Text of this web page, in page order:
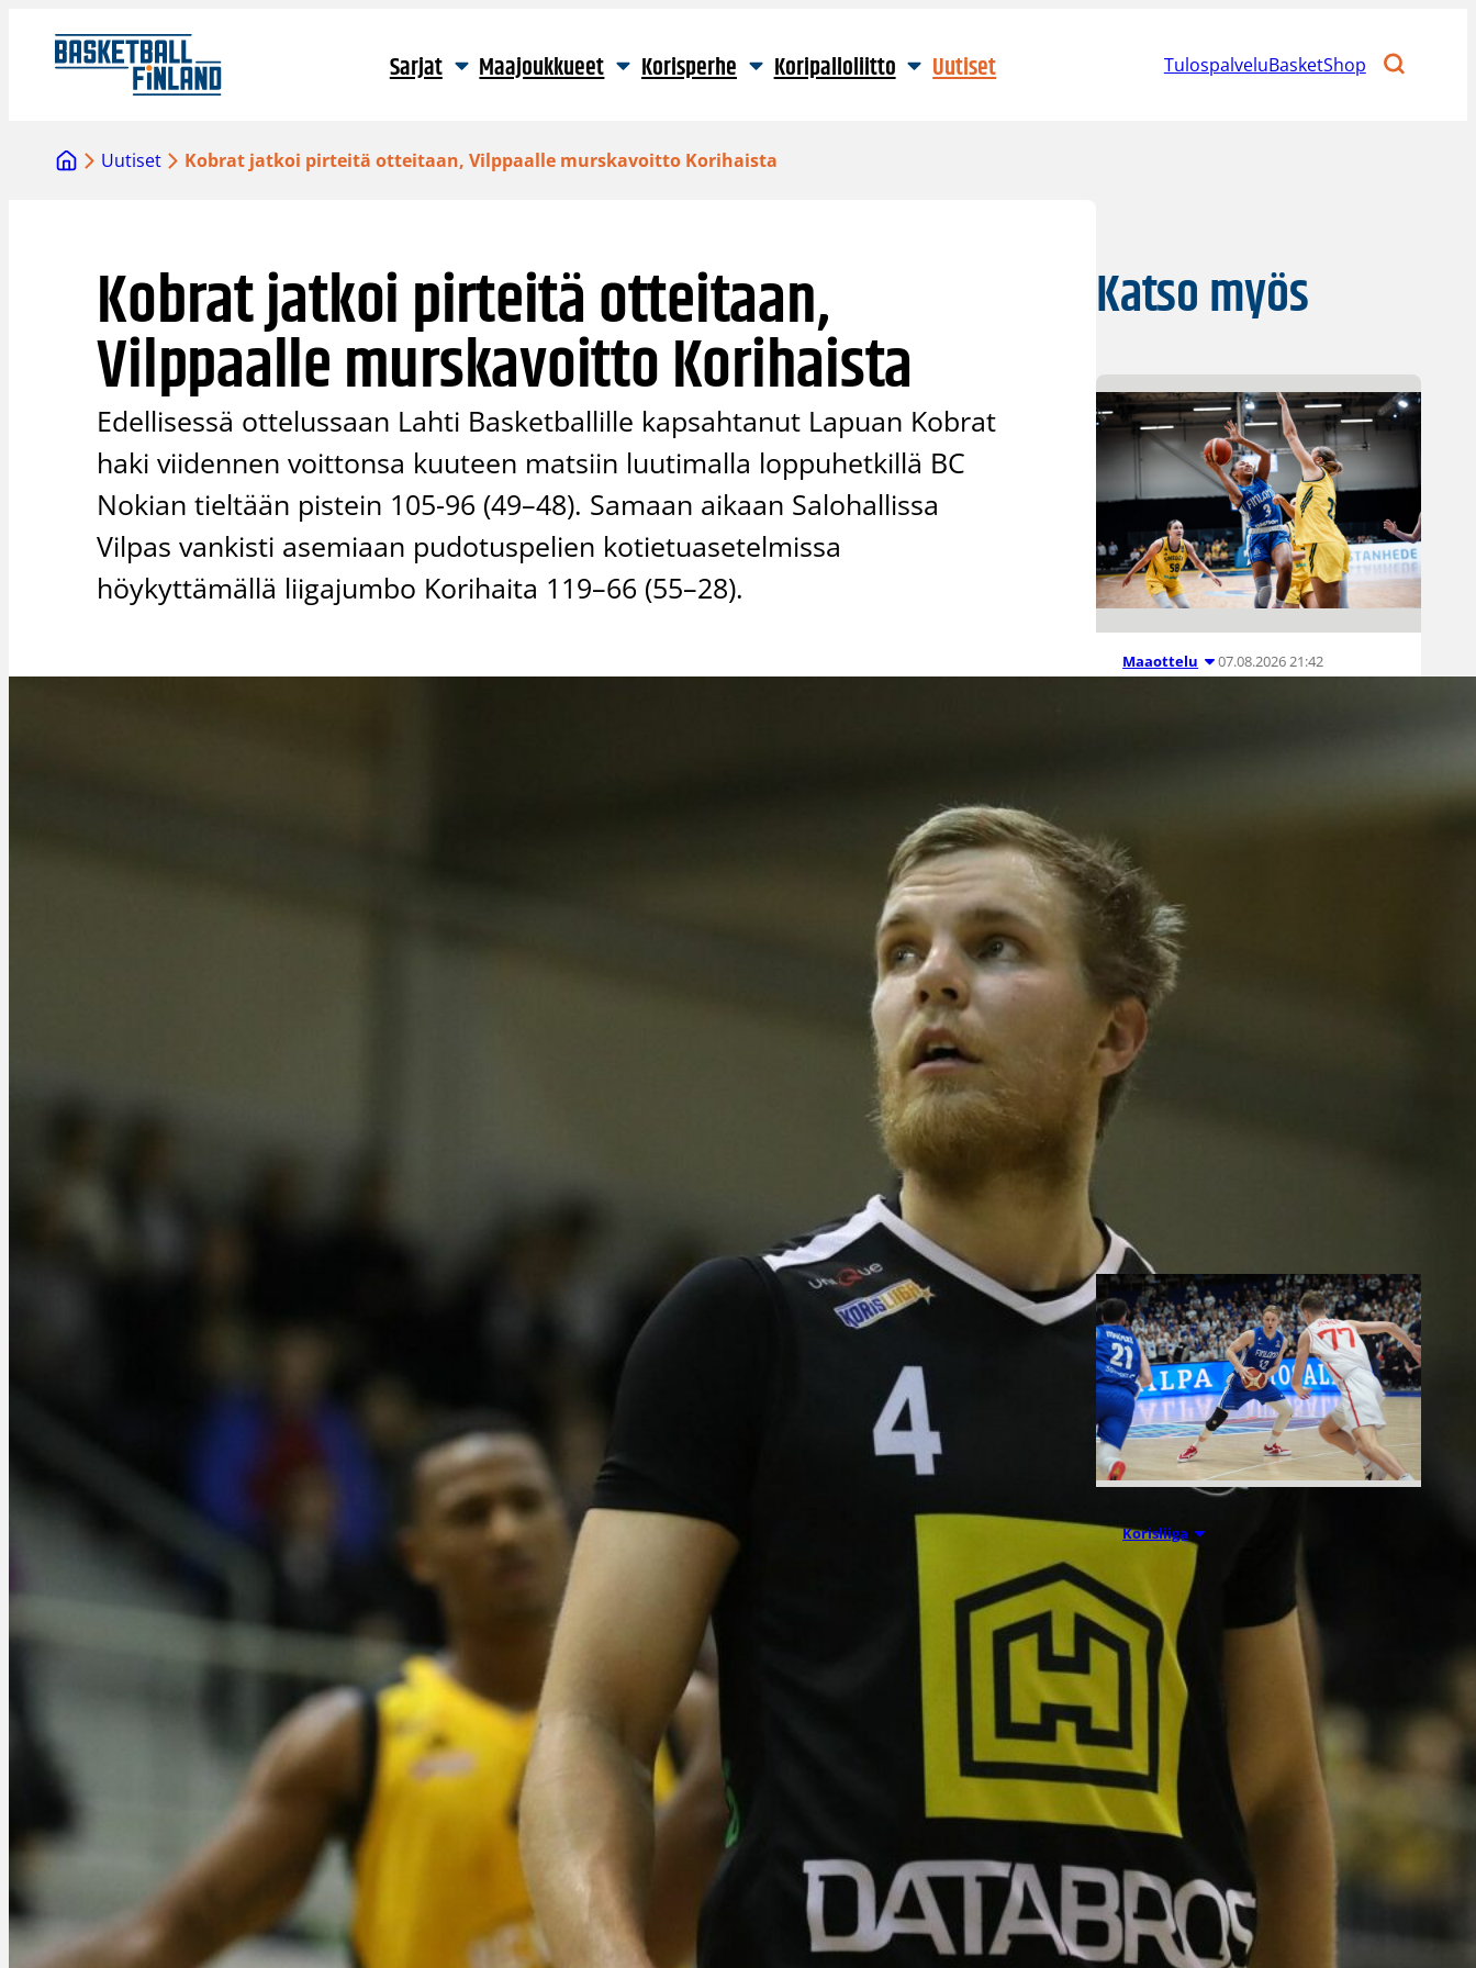
sisältöön
Sarjat Maajoukkueet Korisperhe Koripalloliitto Uutiset TulospalveluBasketShop
Uutiset Kobrat jatkoi pirteitä otteitaan, Vilppaalle murskavoitto Korihaista
Kobrat jatkoi pirteitä otteitaan,
Vilppaalle murskavoitto Korihaista
Edellisessä ottelussaan Lahti Basketballille kapsahtanut Lapuan Kobrat
haki viidennen voittonsa kuuteen matsiin luutimalla loppuhetkillä BC
Nokian tieltään pistein 105-96 (49–48). Samaan aikaan Salohallissa
Vilpas vankisti asemiaan pudotuspelien kotietuasetelmissa
höykyttämällä liigajumbo Korihaita 119–66 (55–28).
Katso myös
Maaottelu 07.08.2026 21:42
Ruotsi piirun
Susiladiesia
parempi
Tukholmassa
Susiladies päätti Tukholmassa
pelatun kahden ottelun
Korisliiga
Daniel Dolenc
KTP-Basketin
haaviin
Dolenc on rakentanut pitkän
ammattilaisuran Suomen lisäksi
Liettuassa, Romaniassa,
Bosniassa ja viimeksi Islannissa.